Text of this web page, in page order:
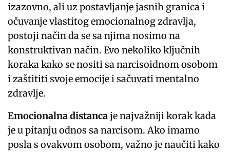
izazovno, ali uz postavljanje jasnih granica i
očuvanje vlastitog emocionalnog zdravlja,
postoji način da se sa njima nosimo na
konstruktivan način. Evo nekoliko ključnih
koraka kako se nositi sa narcisoidnom osobom
i zaštititi svoje emocije i sačuvati mentalno
zdravlje.
Emocionalna distancaje najvažniji korak kada
je u pitanju odnos sa narcisom. Ako imamo
posla s ovakvom osobom, važno je naučiti kako